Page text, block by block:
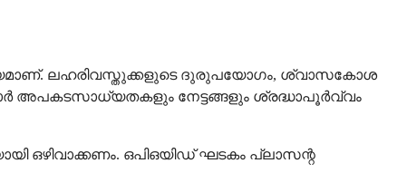
ലഹരിവസ്തുക്കളുടെ ദുരുപയോഗം, ശ്വാസകോശ
അപകടസാധ്യതകളും നേട്ടങ്ങളും ശ്രദ്ധാപൂർവ്വം
ഒപിഒയിഡ് ഘടകം പ്ലാസന്റ